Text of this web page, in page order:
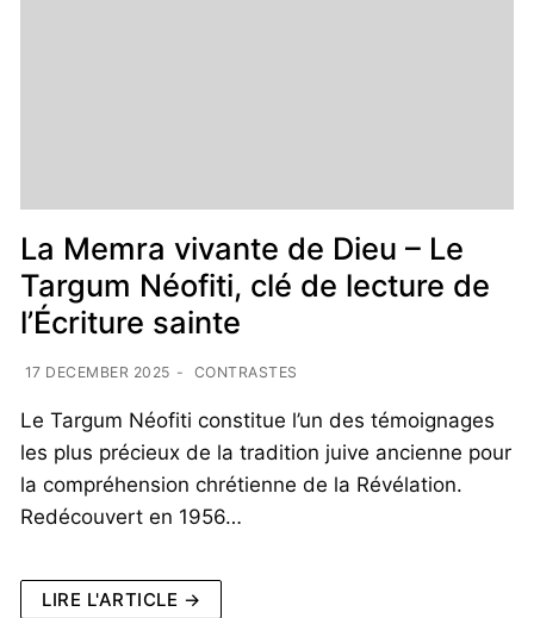
La Memra vivante de Dieu – Le
Targum Néofiti, clé de lecture de
l’Écriture sainte
17 DECEMBER 2025 - CONTRASTES
Le Targum Néofiti constitue l’un des témoignages
les plus précieux de la tradition juive ancienne pour
la compréhension chrétienne de la Révélation.
Redécouvert en 1956…
LIRE L'ARTICLE →